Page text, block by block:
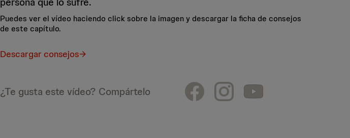
Puedes ver el vídeo haciendo click sobre la imagen y descargar la ficha de consejos
de este capítulo.
Descargar consejos
¿Te gusta este vídeo? Compártelo